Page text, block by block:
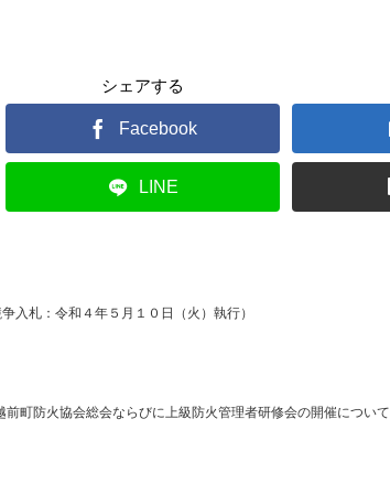
シェアする
Facebook
LINE
入札：令和４年５月１０日（火）執行）
前町防火協会総会ならびに上級防火管理者研修会の開催について